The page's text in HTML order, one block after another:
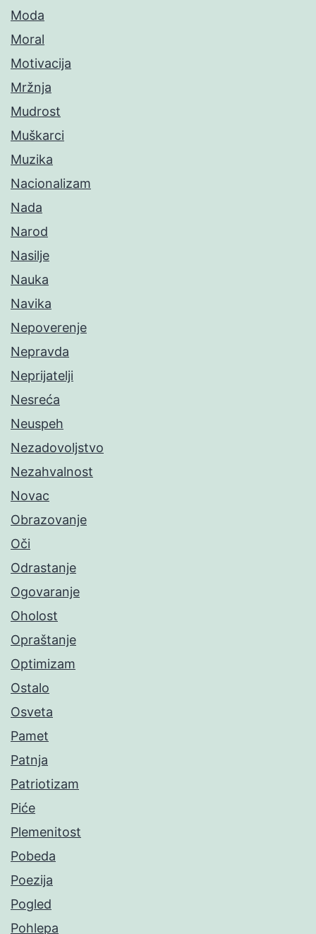
Moda
Moral
Motivacija
Mržnja
Mudrost
Muškarci
Muzika
Nacionalizam
Nada
Narod
Nasilje
Nauka
Navika
Nepoverenje
Nepravda
Neprijatelji
Nesreća
Neuspeh
Nezadovoljstvo
Nezahvalnost
Novac
Obrazovanje
Oči
Odrastanje
Ogovaranje
Oholost
Opraštanje
Optimizam
Ostalo
Osveta
Pamet
Patnja
Patriotizam
Piće
Plemenitost
Pobeda
Poezija
Pogled
Pohlepa